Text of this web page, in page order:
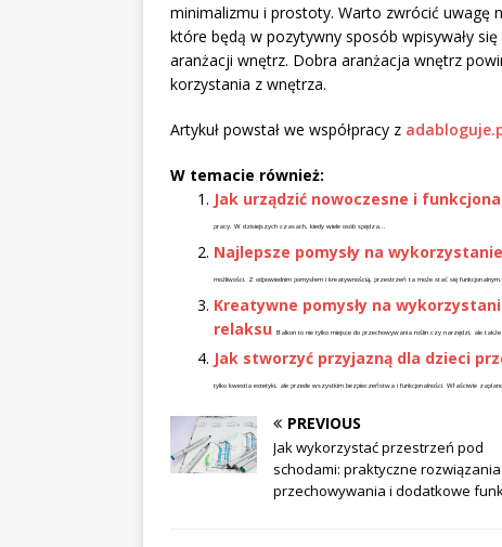
minimalizmu i prostoty. Warto zwrócić uwagę
które będą w pozytywny sposób wpisywały
aranżacji wnętrz. Dobra aranżacja wnętrz
korzystania z wnętrza.
Artykuł powstał we współpracy z
W temacie również:
Jak urządzić nowoczesne i
pracy. W dzisiejszych czasach, kiedy wiele osób spędza...
Najlepsze pomysły na
możliwości. Z odpowiednim pomysłem i kreatywnością, przestrzeń ta może stać się
Kreatywne pomysły na
relaksu
Balkon to nie tylko miejsce do przechowywania roślin czy narzędzi, ale
Jak stworzyć przyjazną dla dzieci
tylko kwestia estetyki, ale przede wszystkim bezpieczeństwa i funkcjonalności. Właściwie
PREVIOUS
Jak wykorzystać przestrzeń pod
schodami: praktyczne rozwiązania
przechowywania i dodatkowe